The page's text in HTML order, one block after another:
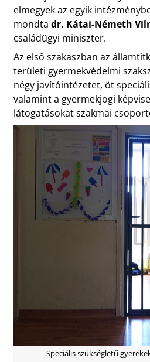
elmegyek az egyik
mondta dr. Kátai-Németh
családügyi miniszter.
Az első szakaszban az
területi gyermekvédelmi
négy javítóintézetet, öt
valamint a gyermekjogi
látogatásokat szakmai
Speciális szükségletű